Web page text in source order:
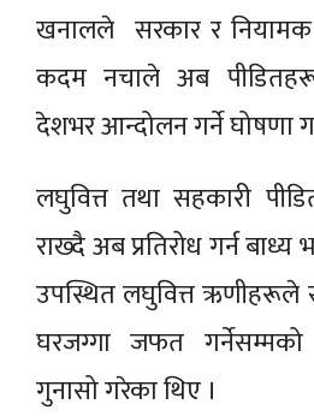
खनालले सरकार र
कदम नचाले अब
देशभर आन्दोलन गर्ने घोषणा
लघुवित्त तथा सहकारी
राख्दै अब प्रतिरोध गर्न
उपस्थित लघुवित्त ऋणीहरूले
घरजग्गा जफत
गुनासो गरेका थिए ।